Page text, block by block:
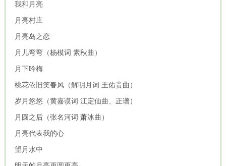
我和月亮
月亮村庄
月亮岛之恋
月儿弯弯（杨模词 素秋曲）
月下吟梅
桃花依旧笑春风（解明月词 王佑贵曲）
岁月悠悠（黄嘉谟词 江定仙曲、正谱）
月圆之后（张名河词 萧冰曲）
月亮代表我的心
望月水中